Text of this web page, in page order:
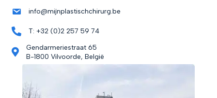
info@mijnplastischchirurg.be
T: +32 (0)2 257 59 74
Gendarmeriestraat 65
B-1800 Vilvoorde, België